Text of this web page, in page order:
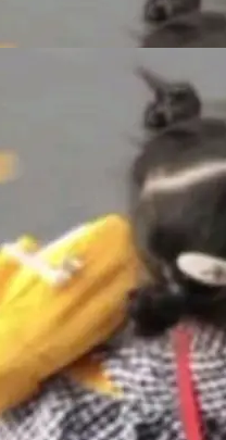
。这些后
TENT。
T
非零拷贝
底层基
讯网平将
能通信组
中实现了一
），
发场景的
越的技术
化部署，
越多企业已
用公有云模
但随着 AI
级、组织
安全性、
首先是数据
场景，公
的需求。
能
2025年人工
工智能在
业赋能、
。深信服
随着各行
成形态逐
：不只是
时代下，
的结
者之一。
者之一。
家。 Jeff D
离职。 他
面